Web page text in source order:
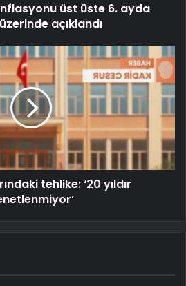
üst üste 6. ayda
açıklandı
tehlike: ‘20 yıldır